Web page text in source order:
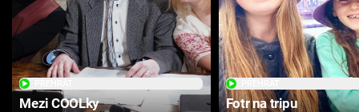
Mezi COOLky Fotr na tripu